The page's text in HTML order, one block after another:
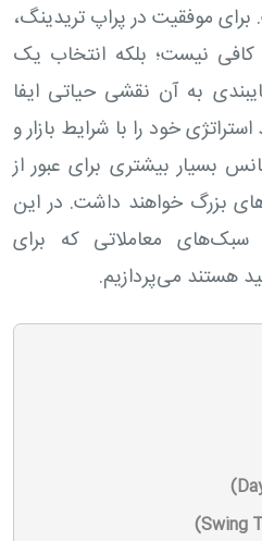
موفقیت در پراپ تریدینگ،
کافی نیست؛ بلکه انتخاب یک
به آن نقشی حیاتی ایفا
خود را با شرایط بازار و
بسیار بیشتری برای عبور از
بزرگ خواهند داشت. در این
سبک‌های معاملاتی که برای
هستند می‌پردازیم.